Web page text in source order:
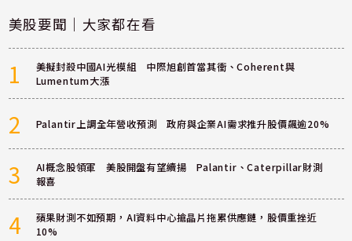
美股要聞｜大家都在看
1
美擬封殺中國AI光模組 中際旭創首當其衝、Coherent與
Lumentum大漲
2 Palantir上調全年營收預測 政府與企業AI需求推升股價飆逾20%
3
AI概念股領軍 美股開盤有望續揚 Palantir、Caterpillar財測
報喜
4
蘋果財測不如預期，AI資料中心搶晶片拖累供應鏈，股價重挫近
10%